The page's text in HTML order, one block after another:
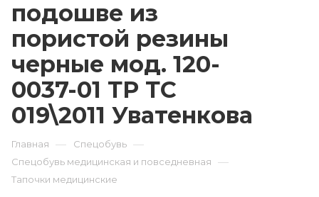
подошве из
пористой резины
черные мод. 120-
0037-01 ТР ТС
019\2011 Уватенкова
Главная — Спецобувь —
Спецобувь медицинская и повседневная —
Тапочки медицинские